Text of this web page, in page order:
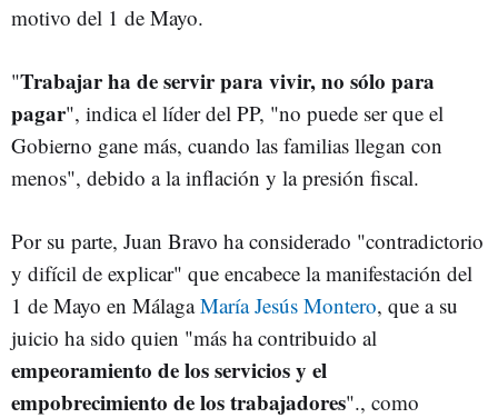
motivo del 1 de Mayo.
"Trabajar ha de servir para vivir, no sólo para
pagar", indica el líder del PP, "no puede ser que el
Gobierno gane más, cuando las familias llegan con
menos", debido a la inflación y la presión fiscal.
Por su parte, Juan Bravo ha considerado "contradictorio
y difícil de explicar" que encabece la manifestación del
1 de Mayo en MálagaMaría Jesús Montero, que a su
juicio ha sido quien "más ha contribuido al
empeoramiento de los servicios y el
empobrecimiento de los trabajadores"., como